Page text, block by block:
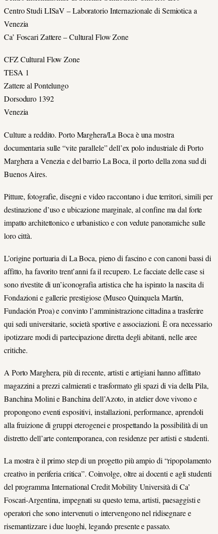
Centro Studi LISaV – Laboratorio Internazionale di Semiotica a
Venezia
Ca’ Foscari Zattere – Cultural Flow Zone
CFZ Cultural Flow Zone
TESA 1
Zattere al Pontelungo
Dorsoduro 1392
Venezia
Culture a reddito. Porto Marghera/La Boca è una mostra
documentaria sulle “vite parallele” dell’ex polo industriale di Porto
Marghera a Venezia e del barrio La Boca, il porto della zona sud di
Buenos Aires.
Pitture, fotografie, disegni e video raccontano i due territori, simili per
destinazione d’uso e ubicazione marginale, al confine ma dal forte
impatto architettonico e urbanistico e con vedute panoramiche sulle
loro città.
L’origine portuaria di La Boca, pieno di fascino e con canoni bassi di
affitto, ha favorito trent’anni fa il recupero. Le facciate delle case si
sono rivestite di un’iconografia artistica che ha ispirato la nascita di
Fondazioni e gallerie prestigiose (Museo Quinquela Martín,
Fundación Proa) e convinto l’amministrazione cittadina a trasferire
qui sedi universitarie, società sportive e associazioni. È ora necessario
ipotizzare modi di partecipazione diretta degli abitanti, nelle aree
critiche.
A Porto Marghera, più di recente, artisti e artigiani hanno affittato
magazzini a prezzi calmierati e trasformato gli spazi di via della Pila,
Banchina Molini e Banchina dell’Azoto, in atelier dove vivono e
propongono eventi espositivi, installazioni, performance, aprendoli
alla fruizione di gruppi eterogenei e prospettando la possibilità di un
distretto dell’arte contemporanea, con residenze per artisti e studenti.
La mostra è il primo step di un progetto più ampio di “ripopolamento
creativo in periferia critica”. Coinvolge, oltre ai docenti e agli studenti
del programma International Credit Mobility Università di Ca’
Foscari-Argentina, impegnati su questo tema, artisti, paesaggisti e
operatori che sono intervenuti o intervengono nel ridisegnare e
risemantizzare i due luoghi, legando presente e passato.